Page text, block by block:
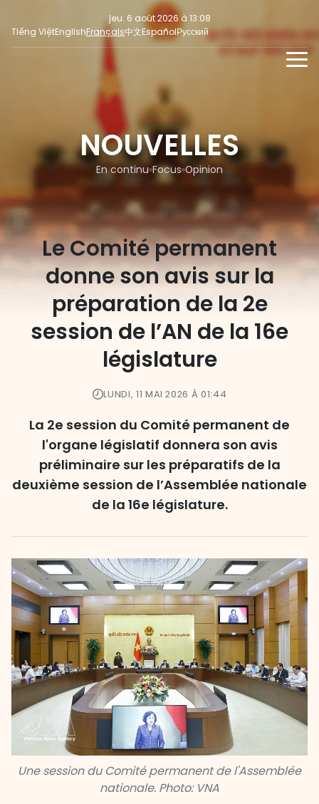
jeu. 6 août 2026 à 13:08
Tiếng ViệtEnglishFrançais中文EspañolРусский
En continu
Focus
Opinion
INFORMATION POUR LA PRESSE
RÉSEAUX SOCIAUXNOUVELLES
En continu Focus Opinion
Le Comité permanent
donne son avis sur la
préparation de la 2e
session de l’AN de la 16e
législature
LUNDI, 11 MAI 2026 À 01:44
La 2e session du Comité permanent de
l'organe législatif donnera son avis
préliminaire sur les préparatifs de la
deuxième session de l’Assemblée nationale
de la 16e législature.
Une session du Comité permanent de l'Assemblée
nationale. Photo: VNA